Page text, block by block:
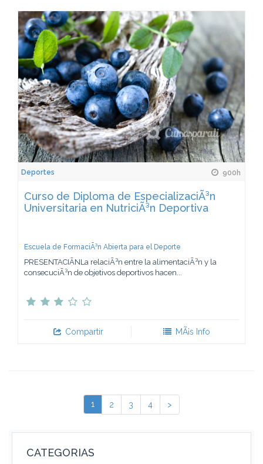
Deportes 900h
Curso de Diploma de EspecializaciÃ³n
Universitaria en NutriciÃ³n Deportiva
Escuela de FormaciÃ³n Abierta para el Deporte
PRESENTACIÃNLa relaciÃ³n entre la alimentaciÃ³n y la
consecuciÃ³n de objetivos deportivos hacen...
Compartir MÃ¡s Info
1 2 3 4 >
CATEGORIAS